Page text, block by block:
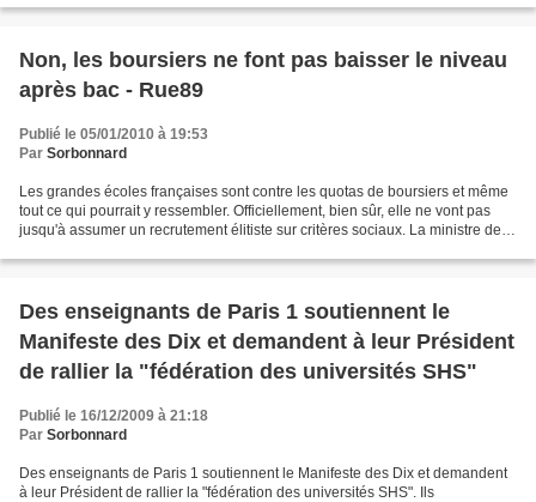
Non, les boursiers ne font pas baisser le niveau
après bac - Rue89
Publié le 05/01/2010 à 19:53
Par Sorbonnard
Les grandes écoles françaises sont contre les quotas de boursiers et même
tout ce qui pourrait y ressembler. Officiellement, bien sûr, elle ne vont pas
jusqu'à assumer un recrutement élitiste sur critères sociaux. La ministre de
Des enseignants de Paris 1 soutiennent le
Manifeste des Dix et demandent à leur Président
de rallier la "fédération des universités SHS"
Publié le 16/12/2009 à 21:18
Par Sorbonnard
Des enseignants de Paris 1 soutiennent le Manifeste des Dix et demandent
à leur Président de rallier la "fédération des universités SHS". Ils